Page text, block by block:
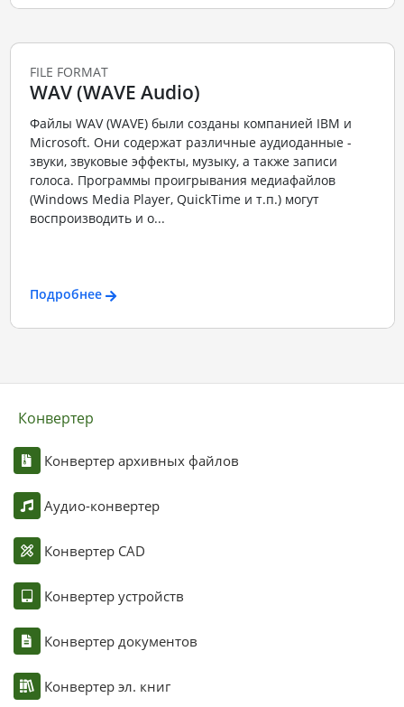
FILE FORMAT
WAV (WAVE Audio)
Файлы WAV (WAVE) были созданы компанией IBM и
Microsoft. Они содержат различные аудиоданные -
звуки, звуковые эффекты, музыку, а также записи
голоса. Программы проигрывания медиафайлов
(Windows Media Player, QuickTime и т.п.) могут
воспроизводить и о...
Подробнее
Конвертер
Конвертер архивных файлов
Аудио-конвертер
Конвертер CAD
Конвертер устройств
Конвертер документов
Конвертер эл. книг